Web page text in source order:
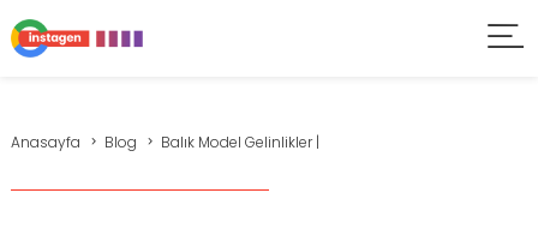
Anasayfa Blog Balık Model Gelinlikler |